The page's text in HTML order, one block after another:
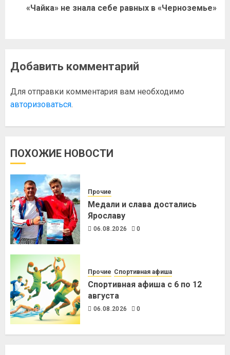
«Чайка» не знала себе равных в «Черноземье»
Добавить комментарий
Для отправки комментария вам необходимо
авторизоваться.
ПОХОЖИЕ НОВОСТИ
Прочие
Медали и слава достались
Ярославу
06.08.2026 0
Прочие Спортивная афиша
Спортивная афиша с 6 по 12
августа
06.08.2026 0